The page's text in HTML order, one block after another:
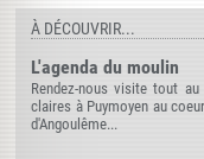
À DÉCOUVRIR...
L'agenda du moulin
Rendez-nous visite tout
claires à Puymoyen au
d'Angoulême...